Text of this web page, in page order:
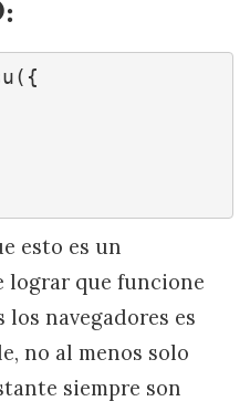
esto es un
lograr que funcione
navegadores es
no al menos solo
siempre son